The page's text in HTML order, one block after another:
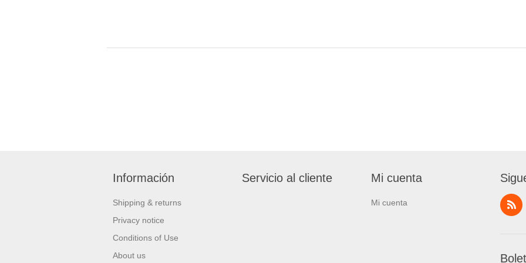
Información
Shipping & returns
Privacy notice
Conditions of Use
About us
Servicio al cliente Mi cuenta
Mi cuenta